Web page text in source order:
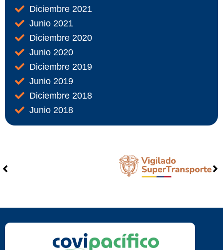
Diciembre 2021
Junio 2021
Diciembre 2020
Junio 2020
Diciembre 2019
Junio 2019
Diciembre 2018
Junio 2018